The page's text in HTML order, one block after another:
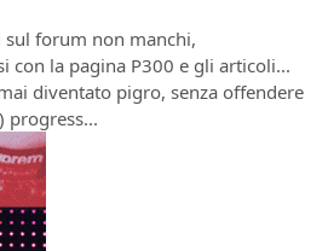
sul forum non manchi,
con la pagina P300 e gli articoli...
diventato pigro, senza offendere
progress...